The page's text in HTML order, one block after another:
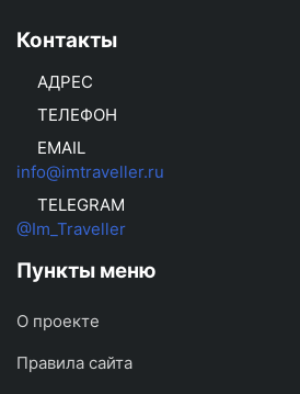
Контакты
АДРЕС
ТЕЛЕФОН
EMAIL
info@imtraveller.ru
TELEGRAM
@Im_Traveller
Пункты меню
О проекте
Правила сайта